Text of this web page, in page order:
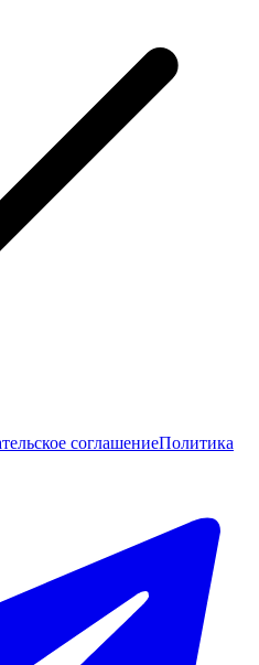
соглашениеПолитика